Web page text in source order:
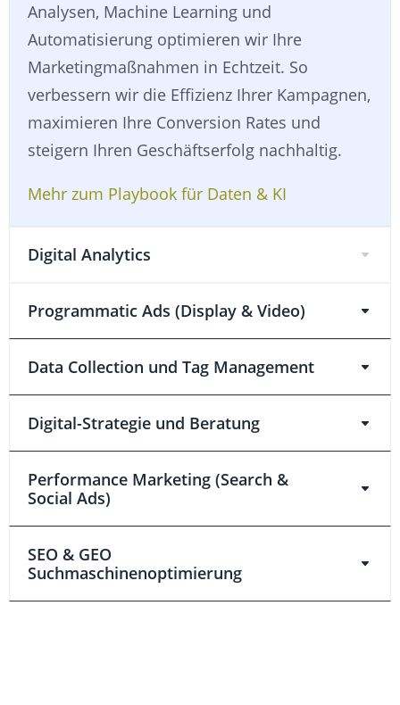
Analysen, Machine Learning und
Automatisierung optimieren wir Ihre
Marketingmaßnahmen in Echtzeit. So
verbessern wir die Effizienz Ihrer Kampagnen,
maximieren Ihre Conversion Rates und
steigern Ihren Geschäftserfolg nachhaltig.
Mehr zum Playbook für Daten & KI
Digital Analytics
Programmatic Ads (Display & Video)
Data Collection und Tag Management
Digital-Strategie und Beratung
Performance Marketing (Search &
Social Ads)
SEO & GEO
Suchmaschinenoptimierung